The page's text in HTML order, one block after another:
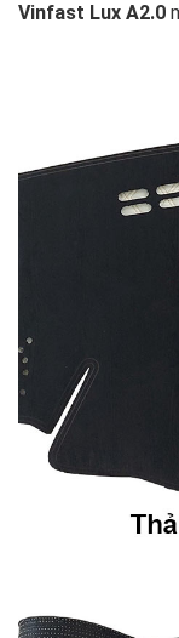
Vinfast Lux A2.0